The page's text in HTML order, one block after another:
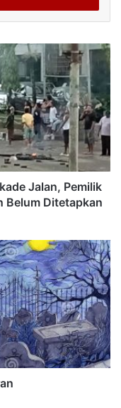
Jalan, Pemilik
Belum Ditetapkan